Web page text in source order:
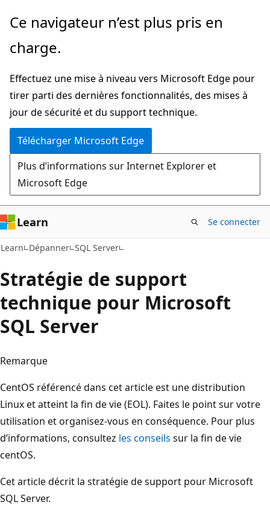
Passer
directement
au
principal
Ce navigateur n’est plus pris en
charge.
Effectuez une mise à niveau vers Microsoft Edge pour
tirer parti des dernières fonctionnalités, des mises à
jour de sécurité et du support technique.
Télécharger Microsoft Edge
Plus d’informations sur Internet Explorer et
Microsoft Edge
Learn Se connecter
Learn Dépanner SQL Server
Stratégie de support
technique pour Microsoft
SQL Server
Remarque
CentOS référencé dans cet article est une distribution
Linux et atteint la fin de vie (EOL). Faites le point sur votre
utilisation et organisez-vous en conséquence. Pour plus
d’informations, consultez les conseils sur la fin de vie
centOS.
Cet article décrit la stratégie de support pour Microsoft
SQL Server.